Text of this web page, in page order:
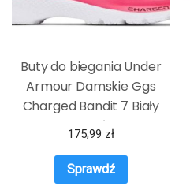
Buty do biegania Under
Armour Damskie Ggs
Charged Bandit 7 Biały
Czarny Różowy
175,99 zł
Sprawdź